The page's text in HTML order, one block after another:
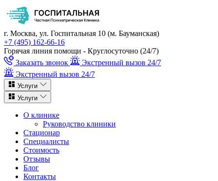
г. Москва, ул. Госпитальная 10 (м. Бауманская)
+7 (495) 162-66-16
Горячая линия помощи - Круглосуточно (24/7)
Заказать звонок
Экстренный вызов 24/7
Экстренный вызов 24/7
Услуги
Услуги
О клинике
Руководство клиники
Стационар
Специалисты
Стоимость
Отзывы
Блог
Контакты